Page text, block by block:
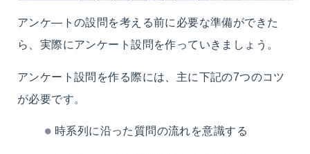
アンケ―トの設問を考える前に必要な準備ができた
ら、実際にアンケート設問を作っていきましょう。
アンケート設問を作る際には、主に下記の7つのコツ
が必要です。
時系列に沿った質問の流れを意識する